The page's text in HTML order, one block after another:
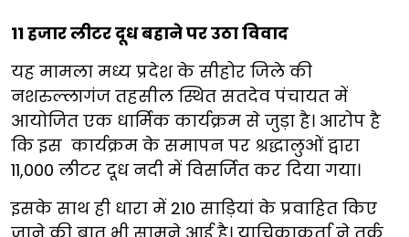
11 हजार लीटर दूध बहाने पर उठा विवाद
यह मामला मध्य प्रदेश के सीहोर जिले की
नशरुल्लागंज तहसील स्थित सतदेव पंचायत में
आयोजित एक धार्मिक कार्यक्रम से जुड़ा है। आरोप है
कि इस कार्यक्रम के समापन पर श्रद्धालुओं द्वारा
11,000 लीटर दूध नदी में विसर्जित कर दिया गया।
इसके साथ ही धारा में 210 साड़ियां के प्रवाहित किए